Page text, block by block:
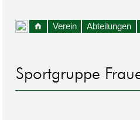
Verein Abteilungen